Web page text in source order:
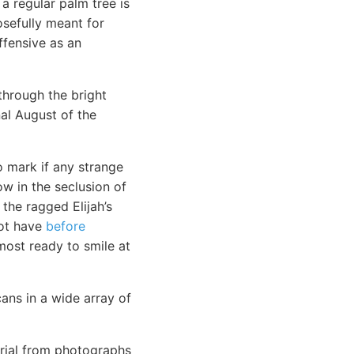
meant for
as an
the bright
August of the
mark if any strange
in the seclusion of
ragged Elijah’s
have before
ready to smile at
in a wide array of
from photographs